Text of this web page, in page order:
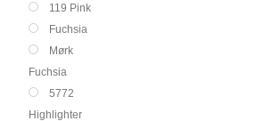
119 Pink
Fuchsia
Mørk
Fuchsia
5772
Highlighter